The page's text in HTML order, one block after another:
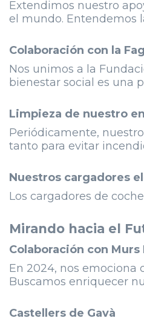
Extendimos nuestro
el mundo. Entendemos
Colaboración con la
Nos unimos a la
bienestar social es una
Limpieza de nuestro
Periódicamente,
tanto para evitar
Nuestros cargadores
Los cargadores de
Mirando hacia el
Colaboración con Murs
En 2024, nos emociona
Buscamos enriquecer
Castellers de Gavà